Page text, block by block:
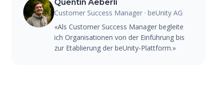
Quentin Aeberli
Customer Success Manager · beUnity AG
«Als Customer Success Manager begleite
ich Organisationen von der Einführung bis
zur Etablierung der beUnity-Plattform.»